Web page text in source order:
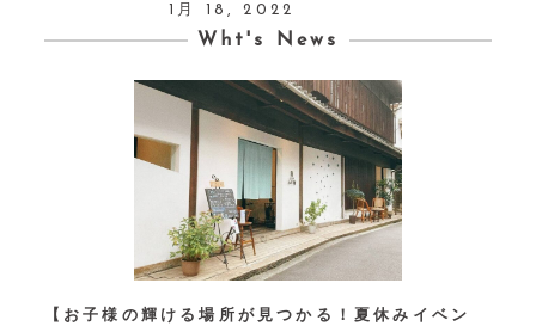
1月 18, 2022
Wht's News
【お子様の輝ける場所が見つかる！夏休みイベン